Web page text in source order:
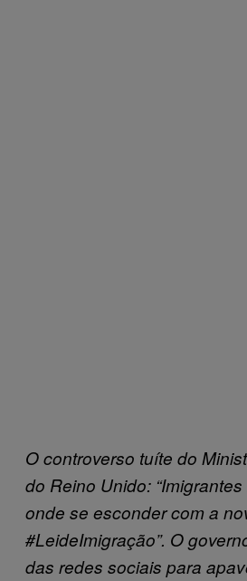
O controverso tuíte do
do Reino Unido:
onde se esconder com a
#LeideImigração”. O
das redes sociais para